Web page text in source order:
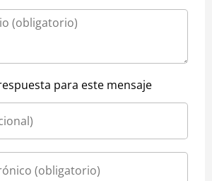
para este mensaje